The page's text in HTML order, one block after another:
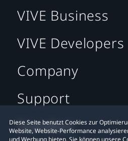
Diese Seite benutzt Cookies zur
Website, Website-Performance
und Werbung bieten. Sie können unsere
VIVE Business
VIVE Developers
Company
Support
Standort